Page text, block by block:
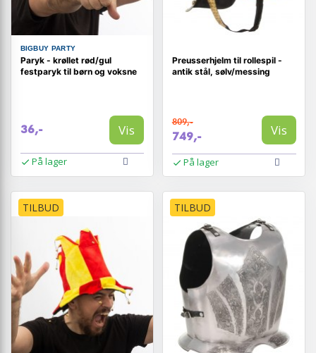
BIGBUY PARTY
Paryk - krøllet rød/gul
festparyk til børn og voksne
36,- Vis
På lager
Preusserhjelm til rollespil -
antik stål, sølv/messing
809,-
749,- Vis
På lager
TILBUD TILBUD